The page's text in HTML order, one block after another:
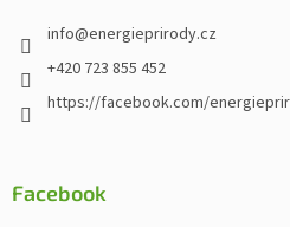
info@energieprirody.cz
+420 723 855 452
https://facebook.com/
Facebook